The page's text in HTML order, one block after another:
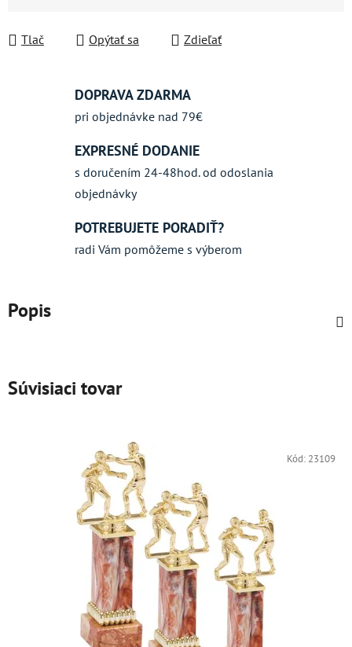
Tlač Opýtať sa Zdieľať
DOPRAVA ZDARMA
pri objednávke nad 79€
EXPRESNÉ DODANIE
s doručením 24-48hod. od odoslania
objednávky
POTREBUJETE PORADIŤ?
radi Vám pomôžeme s výberom
Popis
Súvisiaci tovar
Kód: 23109